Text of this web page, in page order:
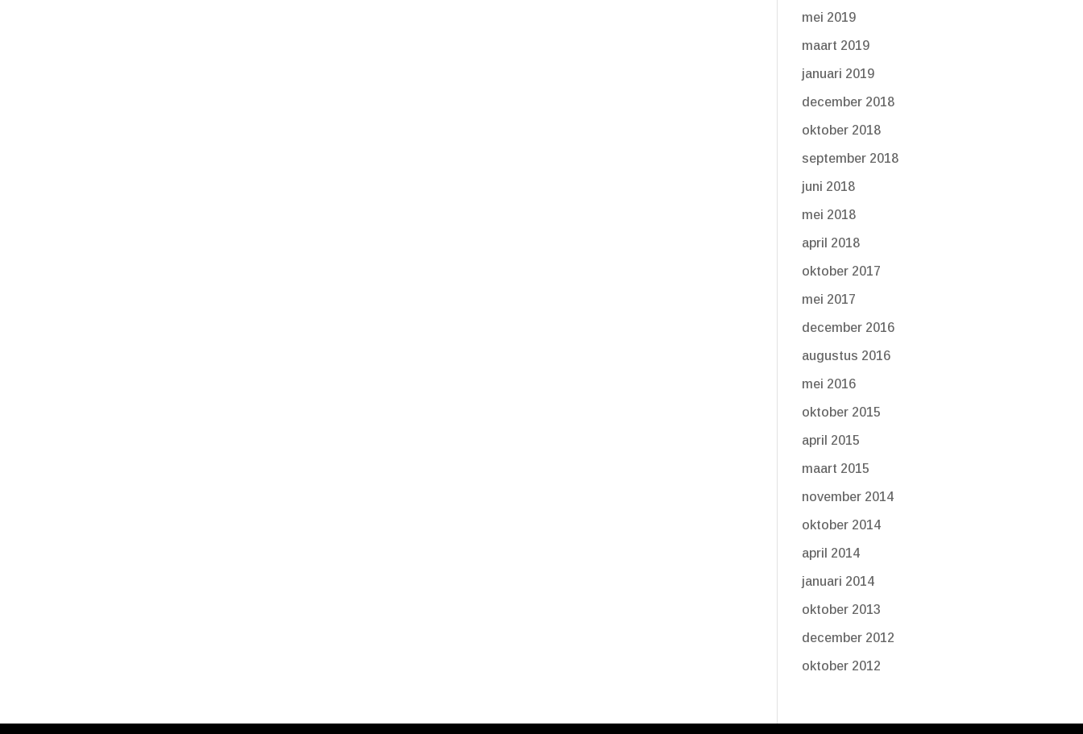
mei 2019
maart 2019
januari 2019
december 2018
oktober 2018
september 2018
juni 2018
mei 2018
april 2018
oktober 2017
mei 2017
december 2016
augustus 2016
mei 2016
oktober 2015
april 2015
maart 2015
november 2014
oktober 2014
april 2014
januari 2014
oktober 2013
december 2012
oktober 2012